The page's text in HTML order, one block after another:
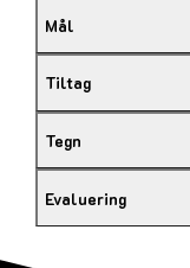
Mål
Tiltag
Tegn
Evaluering